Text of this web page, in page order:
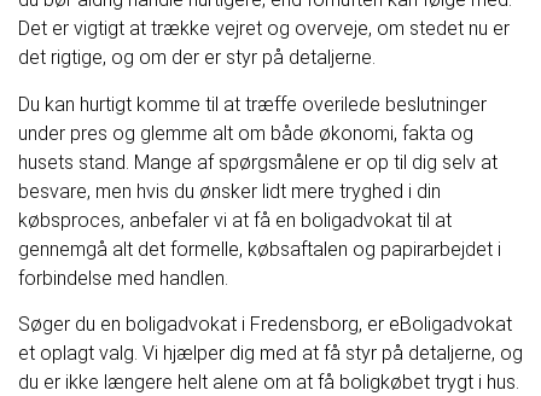
Det er vigtigt at trække vejret og overveje, om stedet nu er
det rigtige, og om der er styr på detaljerne.
Du kan hurtigt komme til at træffe overilede beslutninger
under pres og glemme alt om både økonomi, fakta og
husets stand. Mange af spørgsmålene er op til dig selv at
besvare, men hvis du ønsker lidt mere tryghed i din
købsproces, anbefaler vi at få en boligadvokat til at
gennemgå alt det formelle, købsaftalen og papirarbejdet i
forbindelse med handlen.
Søger du en boligadvokat i Fredensborg, er eBoligadvokat
et oplagt valg. Vi hjælper dig med at få styr på detaljerne, og
du er ikke længere helt alene om at få boligkøbet trygt i hus.